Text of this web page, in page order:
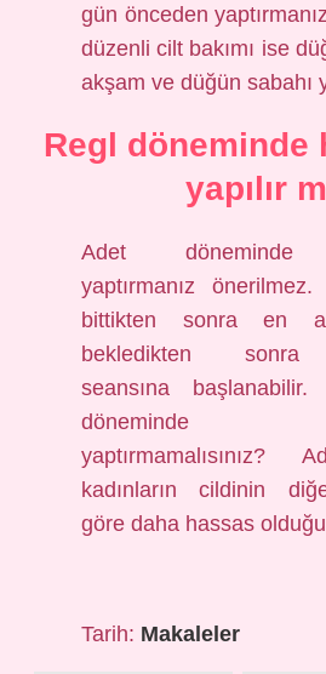
gün önceden
düzenli cilt bakımı ise
akşam ve düğün sabahı
Regl döneminde
yapılır
Adet döneminde
yaptırmanız
bittikten sonra en
bekledikten sonra
seansına
döneminde
yaptırmamalısınız?
kadınların cildinin
göre daha hassas
Tarih: Makaleler